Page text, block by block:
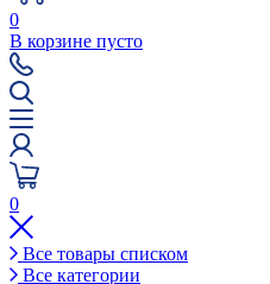
0
В корзине пусто
0
Все товары списком
Все категории